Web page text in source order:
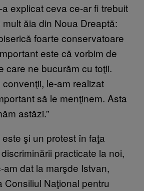
explicat ceva ce-ar fi trebuit
ăia din Noua Dreaptă:
foarte conservatoare
este că vorbim de
care ne bucurăm cu toţii.
le-am realizat
să le menţinem. Asta
astăzi.”
şi un protest în faţa
practicate la noi,
am dat la marşde Istvan,
Consiliul Naţional pentru